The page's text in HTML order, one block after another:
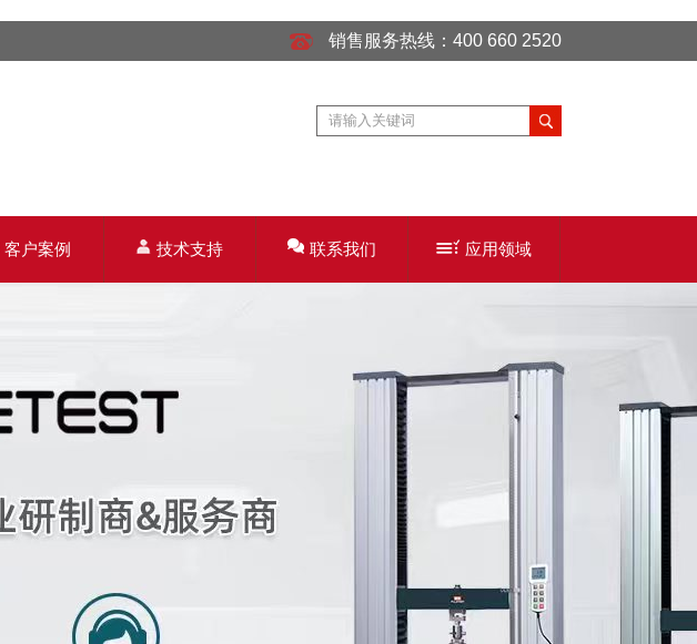
销售服务热线：400 660 2520
客户案例 技术支持 联系我们 应用领域